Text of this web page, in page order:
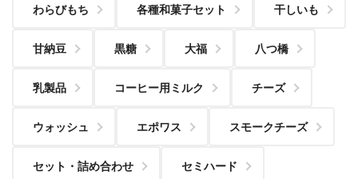
わらびもち 各種和菓子セット 干しいも
甘納豆 黒糖 大福 八つ橋
乳製品 コーヒー用ミルク チーズ
ウォッシュ エポワス スモークチーズ
セット・詰め合わせ セミハード